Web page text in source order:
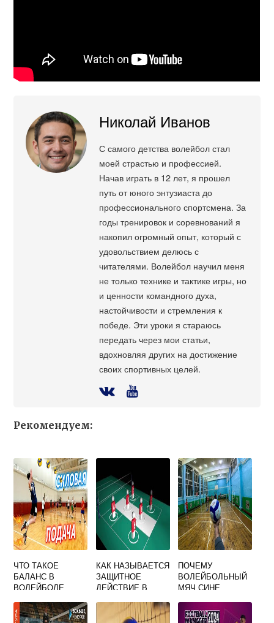
Николай Иванов
С самого детства волейбол стал
моей страстью и профессией.
Начав играть в 12 лет, я прошел
путь от юного энтузиаста до
профессионального спортсмена. За
годы тренировок и соревнований я
накопил огромный опыт, который с
удовольствием делюсь с
читателями. Волейбол научил меня
не только технике и тактике игры, но
и ценности командного духа,
настойчивости и стремления к
победе. Эти уроки я стараюсь
передать через мои статьи,
вдохновляя других на достижение
своих спортивных целей.
Рекомендуем:
ЧТО ТАКОЕ
БАЛАНС В
ВОЛЕЙБОЛЕ
КАК НАЗЫВАЕТСЯ
ЗАЩИТНОЕ
ДЕЙСТВИЕ В
ПОЧЕМУ
ВОЛЕЙБОЛЬНЫЙ
МЯЧ СИНЕ